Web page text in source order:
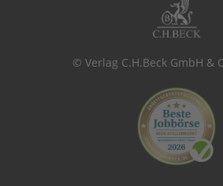
© Verlag C.H.Beck GmbH &